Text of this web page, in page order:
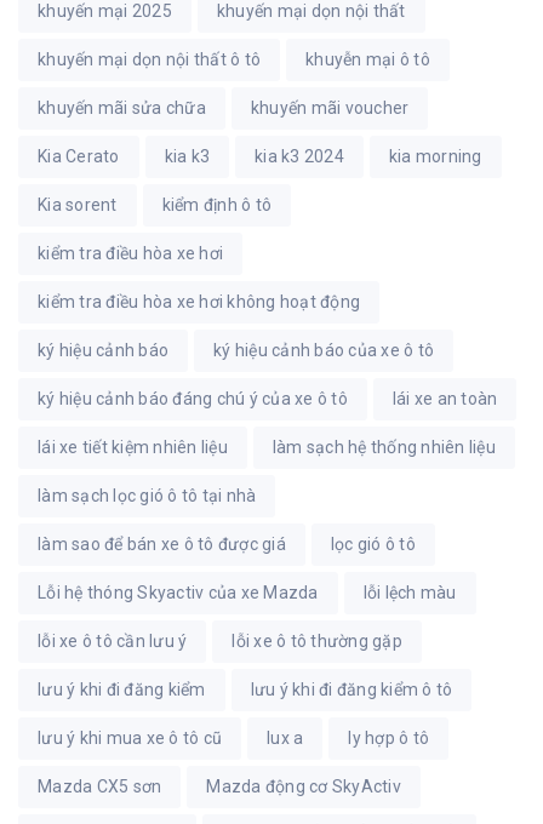
khuyến mại 2025 khuyến mại dọn nội thất
khuyến mại dọn nội thất ô tô khuyễn mại ô tô
khuyến mãi sửa chữa khuyến mãi voucher
Kia Cerato kia k3 kia k3 2024 kia morning
Kia sorent kiểm định ô tô
kiểm tra điều hòa xe hơi
kiểm tra điều hòa xe hơi không hoạt động
ký hiệu cảnh báo ký hiệu cảnh báo của xe ô tô
ký hiệu cảnh báo đáng chú ý của xe ô tô lái xe an toàn
lái xe tiết kiệm nhiên liệu làm sạch hệ thống nhiên liệu
làm sạch lọc gió ô tô tại nhà
làm sao để bán xe ô tô được giá lọc gió ô tô
Lỗi hệ thóng Skyactiv của xe Mazda lỗi lệch màu
lỗi xe ô tô cần lưu ý lỗi xe ô tô thường gặp
lưu ý khi đi đăng kiểm lưu ý khi đi đăng kiểm ô tô
lưu ý khi mua xe ô tô cũ lux a ly hợp ô tô
Mazda CX5 sơn Mazda động cơ SkyActiv